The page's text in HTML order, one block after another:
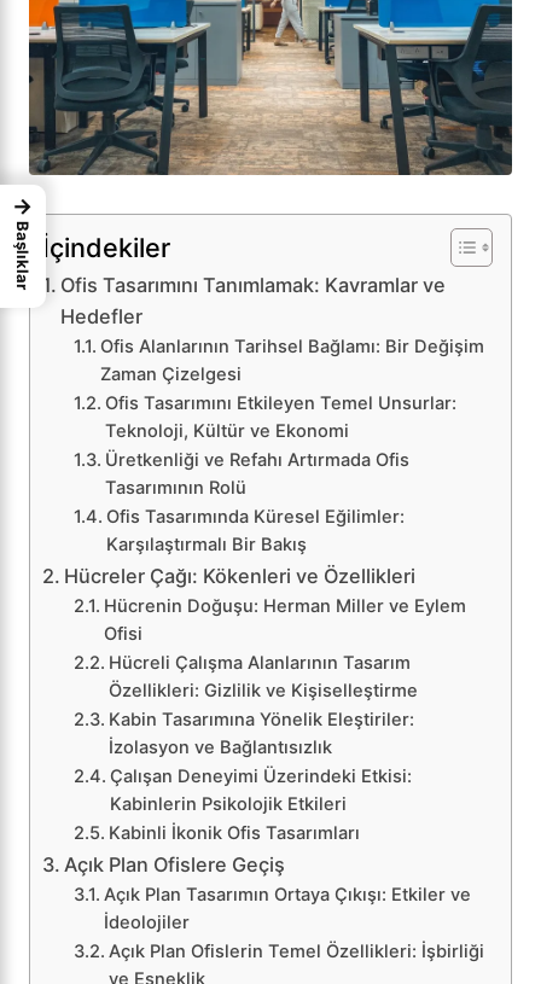
İçindekiler
Ofis Tasarımını Tanımlamak: Kavramlar ve
Hedefler
Ofis Alanlarının Tarihsel Bağlamı: Bir Değişim
Zaman Çizelgesi
Ofis Tasarımını Etkileyen Temel Unsurlar:
Teknoloji, Kültür ve Ekonomi
Üretkenliği ve Refahı Artırmada Ofis
Tasarımının Rolü
Ofis Tasarımında Küresel Eğilimler:
Karşılaştırmalı Bir Bakış
Hücreler Çağı: Kökenleri ve Özellikleri
Hücrenin Doğuşu: Herman Miller ve Eylem
Ofisi
Hücreli Çalışma Alanlarının Tasarım
Özellikleri: Gizlilik ve Kişiselleştirme
Kabin Tasarımına Yönelik Eleştiriler:
İzolasyon ve Bağlantısızlık
Çalışan Deneyimi Üzerindeki Etkisi:
Kabinlerin Psikolojik Etkileri
Kabinli İkonik Ofis Tasarımları
Açık Plan Ofislere Geçiş
Açık Plan Tasarımın Ortaya Çıkışı: Etkiler ve
İdeolojiler
Açık Plan Ofislerin Temel Özellikleri: İşbirliği
→
Başlıklar